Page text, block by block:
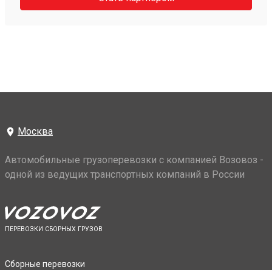
Москва
Автомобильные грузоперевозки с компанией Возовоз -
одной из ведущих транспортных компаний в России
ПЕРЕВОЗКИ СБОРНЫХ ГРУЗОВ
Сборные перевозки